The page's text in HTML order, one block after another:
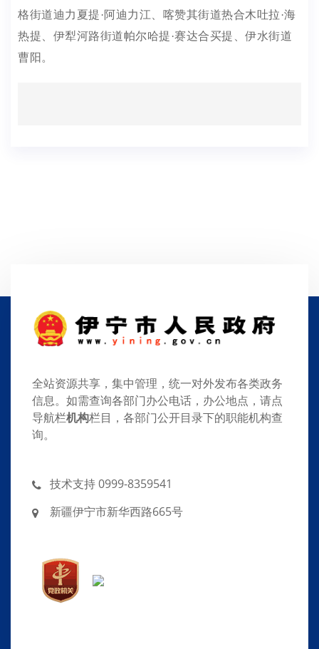
格街道迪力夏提·阿迪力江、喀赞其街道热合木吐拉·海
热提、伊犁河路街道帕尔哈提·赛达合买提、伊水街道
曹阳。
全站资源共享，集中管理，统一对外发布各类政务
信息。如需查询各部门办公电话，办公地点，请点
导航栏机构栏目，各部门公开目录下的职能机构查
询。
技术支持 0999-8359541
新疆伊宁市新华西路665号